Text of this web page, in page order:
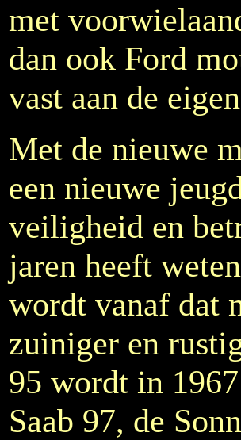
met
dan ook Ford
vast aan de
Met de nieuwe
een nieuwe
veiligheid en
jaren heeft
wordt vanaf dat
zuiniger en
95 wordt in
Saab 97, de